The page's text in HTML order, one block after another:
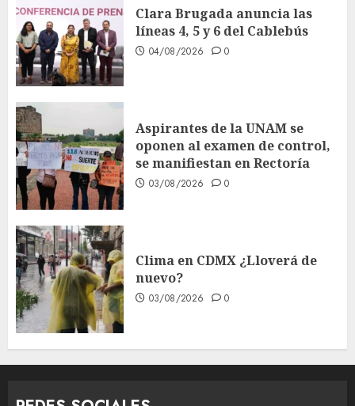
Clara Brugada anuncia las
líneas 4, 5 y 6 del Cablebús
04/08/2026 0
Aspirantes de la UNAM se
oponen al examen de control,
se manifiestan en Rectoría
03/08/2026 0
Clima en CDMX ¿Lloverá de
nuevo?
03/08/2026 0